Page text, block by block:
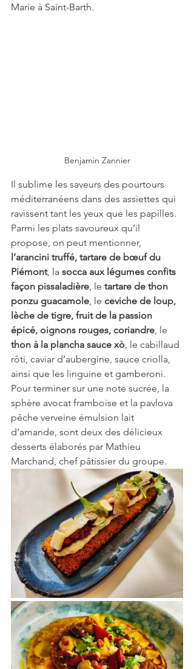
Marie à Saint-Barth.
Benjamin Zannier
Il sublime les saveurs des pourtours
méditerranéens dans des assiettes qui
ravissent tant les yeux que les papilles.
Parmi les plats savoureux qu’il
propose, on peut mentionner,
l’arancini truffé, tartare de bœuf du
Piémont, la socca aux légumes confits
façon pissaladière, le tartare de thon
ponzu guacamole, le ceviche de loup,
lèche de tigre, fruit de la passion
épicé, oignons rouges, coriandre, le
thon à la plancha sauce xò, le cabillaud
rôti, caviar d’aubergine, sauce criolla,
ainsi que les linguine et gamberoni.
Pour terminer sur une note sucrée, la
sphère avocat framboise et la pavlova
pêche verveine émulsion lait
d’amande, sont deux des délicieux
desserts élaborés par Mathieu
Marchand, chef pâtissier du groupe.